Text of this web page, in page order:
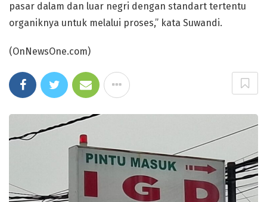
pasar dalam dan luar negri dengan standart tertentu
organiknya untuk melalui proses,” kata Suwandi.
(OnNewsOne.com)